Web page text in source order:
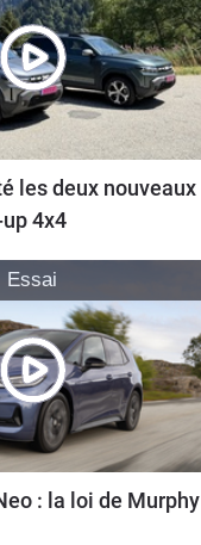
les deux nouveaux
4x4
Essai
: la loi de Murphy